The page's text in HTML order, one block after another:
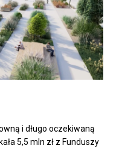
i długo oczekiwaną
5,5 mln zł z Funduszy